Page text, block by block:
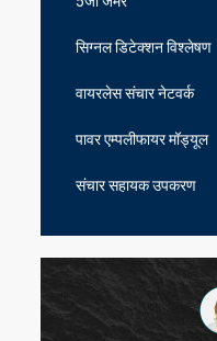
सिग्नल डिटेक्शन विश्लेषण
वायरलेस संचार नेटवर्क
पावर एम्पलीफायर मॉड्यूल
संचार सहायक उपकरण